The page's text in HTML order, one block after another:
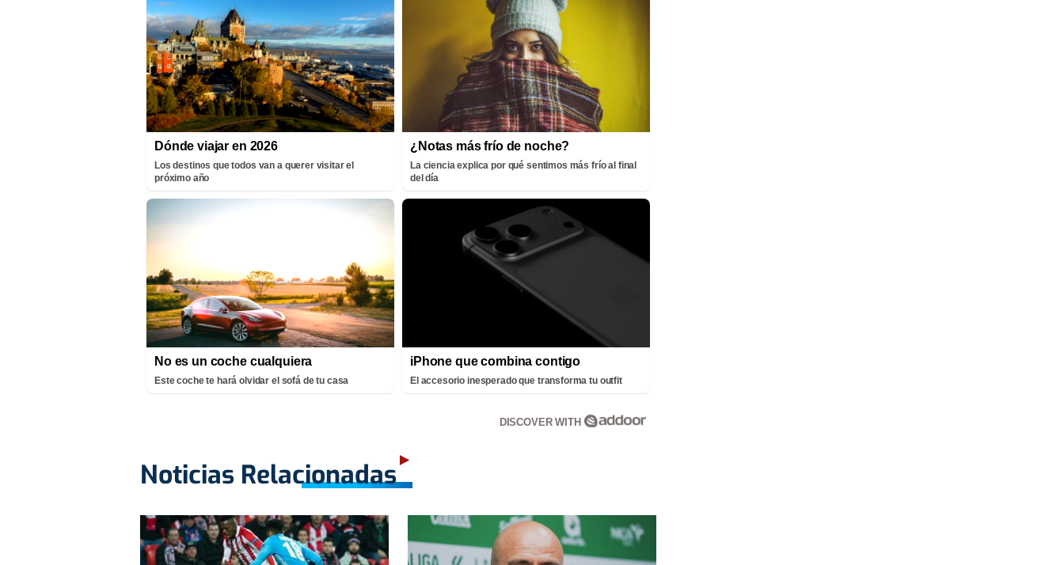
Dónde viajar en 2026
Los destinos que todos van a querer visitar el
próximo año
¿Notas más frío de noche?
La ciencia explica por qué sentimos más frío al final
del día
No es un coche cualquiera
Este coche te hará olvidar el sofá de tu casa
iPhone que combina contigo
El accesorio inesperado que transforma tu outfit
DISCOVER WITH
Noticias Relacionadas